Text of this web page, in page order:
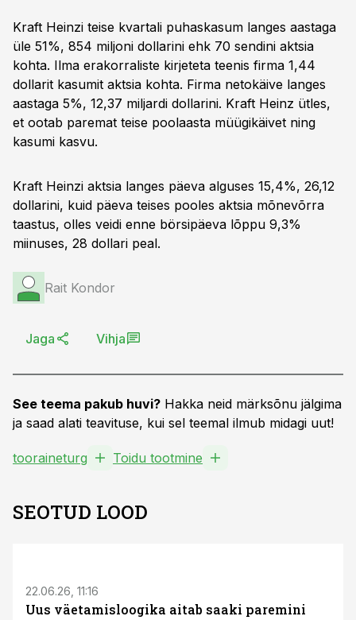
Kraft Heinzi teise kvartali puhaskasum langes aastaga
üle 51%, 854 miljoni dollarini ehk 70 sendini aktsia
kohta. Ilma erakorraliste kirjeteta teenis firma 1,44
dollarit kasumit aktsia kohta. Firma netokäive langes
aastaga 5%, 12,37 miljardi dollarini. Kraft Heinz ütles,
et ootab paremat teise poolaasta müügikäivet ning
kasumi kasvu.
Kraft Heinzi aktsia langes päeva alguses 15,4%, 26,12
dollarini, kuid päeva teises pooles aktsia mõnevõrra
taastus, olles veidi enne börsipäeva lõppu 9,3%
miinuses, 28 dollari peal.
Rait Kondor
Jaga Vihja
See teema pakub huvi? Hakka neid märksõnu jälgima
ja saad alati teavituse, kui sel teemal ilmub midagi uut!
tooraineturg Toidu tootmine
SEOTUD LOOD
22.06.26, 11:16
Uus väetamisloogika aitab saaki paremini